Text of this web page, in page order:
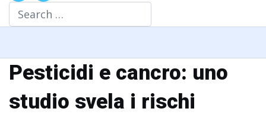
Search
Pesticidi e cancro: uno
studio svela i rischi